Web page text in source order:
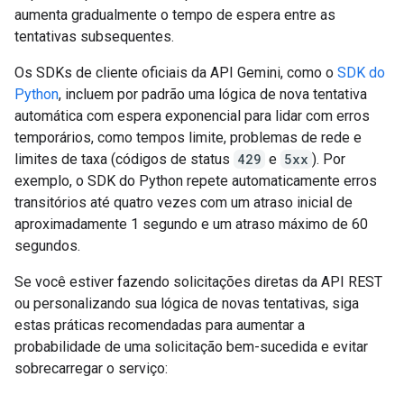
aumenta gradualmente o tempo de espera entre as
tentativas subsequentes.
Os SDKs de cliente oficiais da API Gemini, como o SDK do
Python, incluem por padrão uma lógica de nova tentativa
automática com espera exponencial para lidar com erros
temporários, como tempos limite, problemas de rede e
limites de taxa (códigos de status 429 e 5xx ). Por
exemplo, o SDK do Python repete automaticamente erros
transitórios até quatro vezes com um atraso inicial de
aproximadamente 1 segundo e um atraso máximo de 60
segundos.
Se você estiver fazendo solicitações diretas da API REST
ou personalizando sua lógica de novas tentativas, siga
estas práticas recomendadas para aumentar a
probabilidade de uma solicitação bem-sucedida e evitar
sobrecarregar o serviço: